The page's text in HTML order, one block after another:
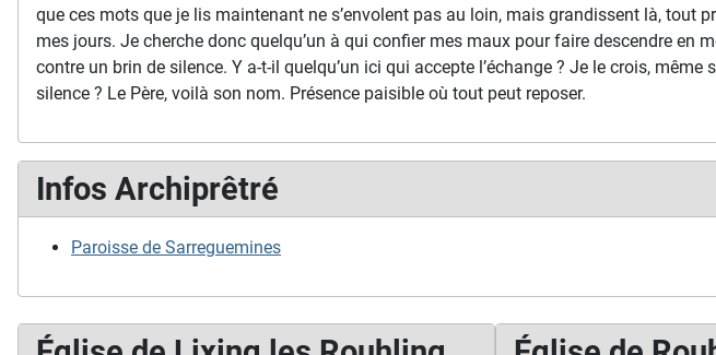
que ces mots que je lis maintenant ne s’envolent pas au loin, mais grandissent là, tout
mes jours. Je cherche donc quelqu’un à qui confier mes maux pour faire descendre
contre un brin de silence. Y a-t-il quelqu’un ici qui accepte l’échange ? Je le crois, même
silence ? Le Père, voilà son nom. Présence paisible où tout peut reposer.
Infos Archiprêtré
Paroisse de Sarreguemines